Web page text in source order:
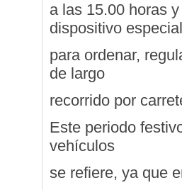
a las 15.00 horas
dispositivo especial
para ordenar,
de largo
recorrido por
Este periodo
vehículos
se refiere, ya que